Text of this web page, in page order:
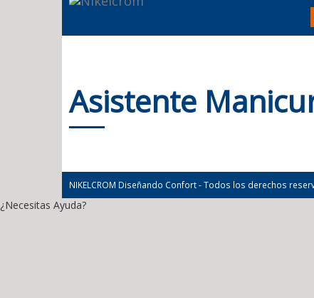
Asistente
NIKELCROM Diseñando Confort - Todos los derechos
¿Necesitas Ayuda?